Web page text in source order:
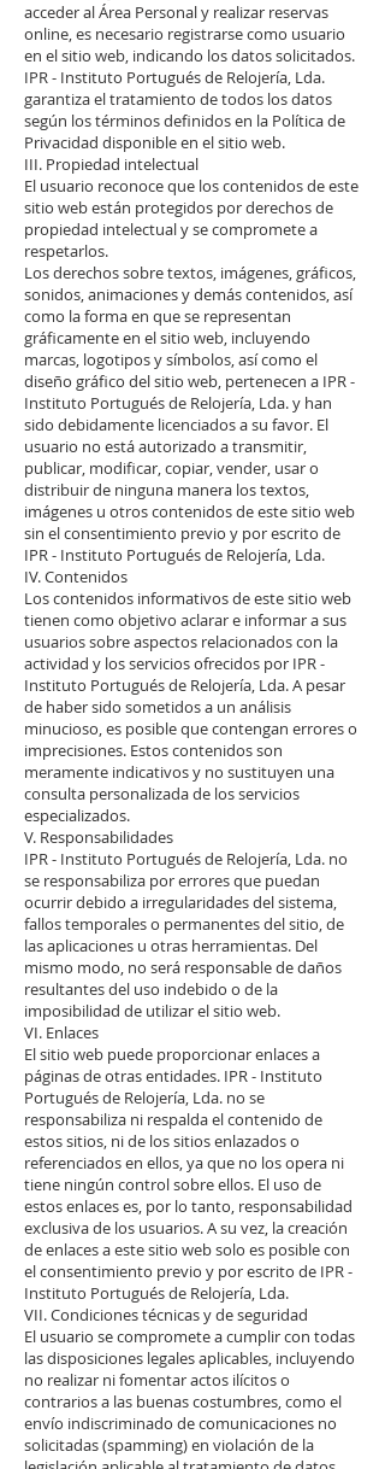
acceder al Área Personal y realizar reservas
online, es necesario registrarse como usuario
en el sitio web, indicando los datos solicitados.
IPR - Instituto Portugués de Relojería, Lda.
garantiza el tratamiento de todos los datos
según los términos definidos en la Política de
Privacidad disponible en el sitio web.
III. Propiedad intelectual
El usuario reconoce que los contenidos de este
sitio web están protegidos por derechos de
propiedad intelectual y se compromete a
respetarlos.
Los derechos sobre textos, imágenes, gráficos,
sonidos, animaciones y demás contenidos, así
como la forma en que se representan
gráficamente en el sitio web, incluyendo
marcas, logotipos y símbolos, así como el
diseño gráfico del sitio web, pertenecen a IPR -
Instituto Portugués de Relojería, Lda. y han
sido debidamente licenciados a su favor. El
usuario no está autorizado a transmitir,
publicar, modificar, copiar, vender, usar o
distribuir de ninguna manera los textos,
imágenes u otros contenidos de este sitio web
sin el consentimiento previo y por escrito de
IPR - Instituto Portugués de Relojería, Lda.
IV. Contenidos
Los contenidos informativos de este sitio web
tienen como objetivo aclarar e informar a sus
usuarios sobre aspectos relacionados con la
actividad y los servicios ofrecidos por IPR -
Instituto Portugués de Relojería, Lda. A pesar
de haber sido sometidos a un análisis
minucioso, es posible que contengan errores o
imprecisiones. Estos contenidos son
meramente indicativos y no sustituyen una
consulta personalizada de los servicios
especializados.
V. Responsabilidades
IPR - Instituto Portugués de Relojería, Lda. no
se responsabiliza por errores que puedan
ocurrir debido a irregularidades del sistema,
fallos temporales o permanentes del sitio, de
las aplicaciones u otras herramientas. Del
mismo modo, no será responsable de daños
resultantes del uso indebido o de la
imposibilidad de utilizar el sitio web.
VI. Enlaces
El sitio web puede proporcionar enlaces a
páginas de otras entidades. IPR - Instituto
Portugués de Relojería, Lda. no se
responsabiliza ni respalda el contenido de
estos sitios, ni de los sitios enlazados o
referenciados en ellos, ya que no los opera ni
tiene ningún control sobre ellos. El uso de
estos enlaces es, por lo tanto, responsabilidad
exclusiva de los usuarios. A su vez, la creación
de enlaces a este sitio web solo es posible con
el consentimiento previo y por escrito de IPR -
Instituto Portugués de Relojería, Lda.
VII. Condiciones técnicas y de seguridad
El usuario se compromete a cumplir con todas
las disposiciones legales aplicables, incluyendo
no realizar ni fomentar actos ilícitos o
contrarios a las buenas costumbres, como el
envío indiscriminado de comunicaciones no
solicitadas (spamming) en violación de la